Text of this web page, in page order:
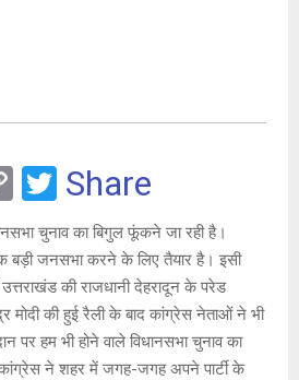
C
o
py
Li
n
k
T
wi
tt
er
Share
चुनाव का बिगुल फूंकने जा रही है।
बड़ी जनसभा करने के लिए तैयार है। इसी
की राजधानी देहरादून के परेड
मोदी की हुई रैली के बाद कांग्रेस नेताओं ने भी
पर हम भी होने वाले विधानसभा चुनाव का
ने शहर में जगह-जगह अपने पार्टी के